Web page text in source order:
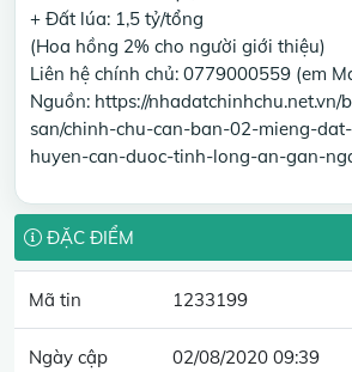
+ Đất lúa: 1,5 tỷ/tổng
(Hoa hồng 2% cho người giới thiệu)
Liên hệ chính chủ: 0779000559 (em
Nguồn: https://nhadatchinhchu.net.vn/
san/chinh-chu-can-ban-02-mieng-
huyen-can-duoc-tinh-long-an-gan-
ĐẶC ĐIỂM
Mã tin 1233199
Ngày cập
02/08/2020 09:39